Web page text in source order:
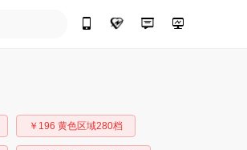
￥196 黄色区域280档